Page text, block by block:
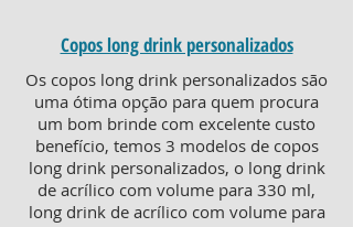
Copos long drink personalizados
Os copos long drink personalizados são
uma ótima opção para quem procura
um bom brinde com excelente custo
benefício, temos 3 modelos de copos
long drink personalizados, o long drink
de acrílico com volume para 330 ml,
long drink de acrílico com volume para